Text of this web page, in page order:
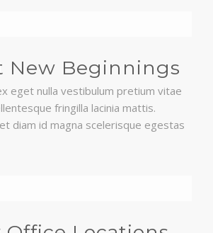
New Beginnings
eget nulla vestibulum pretium vitae
fringilla lacinia mattis.
diam id magna scelerisque egestas